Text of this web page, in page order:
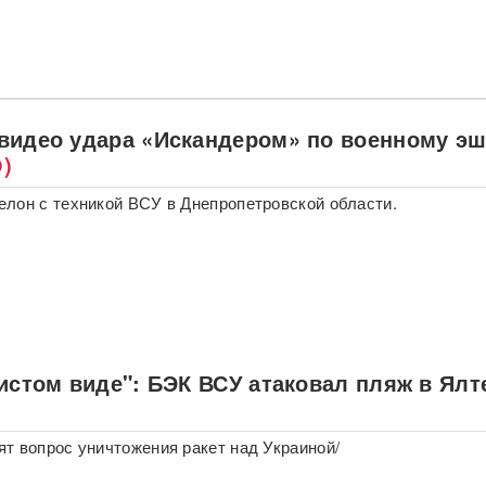
удара «Искандером» по военному
с техникой ВСУ в Днепропетровской области.
виде": БЭК ВСУ атаковал пляж в
вопрос уничтожения ракет над Украиной/